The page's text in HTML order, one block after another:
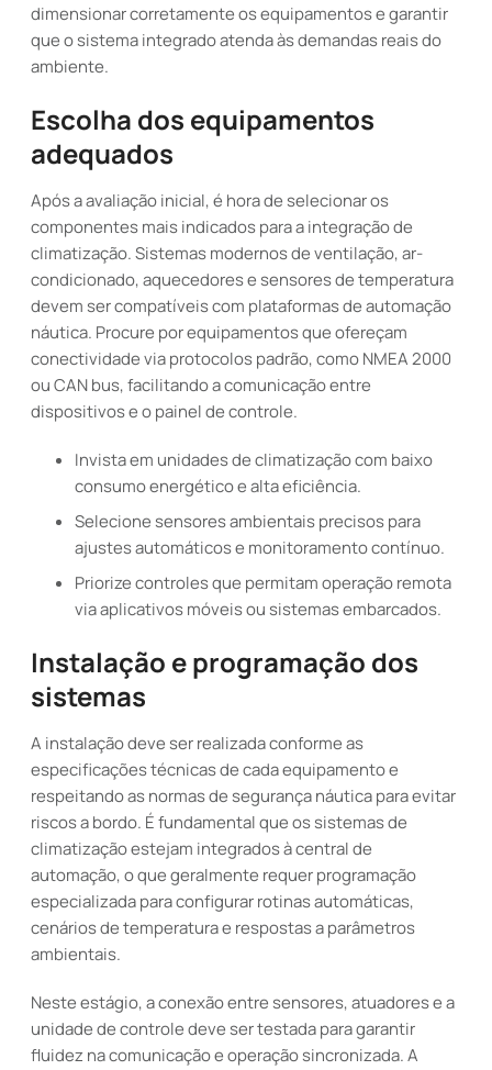
dimensionar corretamente os equipamentos e garantir
que o sistema integrado atenda às demandas reais do
ambiente.
Escolha dos equipamentos
adequados
Após a avaliação inicial, é hora de selecionar os
componentes mais indicados para a integração de
climatização. Sistemas modernos de ventilação, ar-
condicionado, aquecedores e sensores de temperatura
devem ser compatíveis com plataformas de automação
náutica. Procure por equipamentos que ofereçam
conectividade via protocolos padrão, como NMEA 2000
ou CAN bus, facilitando a comunicação entre
dispositivos e o painel de controle.
Invista em unidades de climatização com baixo
consumo energético e alta eficiência.
Selecione sensores ambientais precisos para
ajustes automáticos e monitoramento contínuo.
Priorize controles que permitam operação remota
via aplicativos móveis ou sistemas embarcados.
Instalação e programação dos
sistemas
A instalação deve ser realizada conforme as
especificações técnicas de cada equipamento e
respeitando as normas de segurança náutica para evitar
riscos a bordo. É fundamental que os sistemas de
climatização estejam integrados à central de
automação, o que geralmente requer programação
especializada para configurar rotinas automáticas,
cenários de temperatura e respostas a parâmetros
ambientais.
Neste estágio, a conexão entre sensores, atuadores e a
unidade de controle deve ser testada para garantir
fluidez na comunicação e operação sincronizada. A